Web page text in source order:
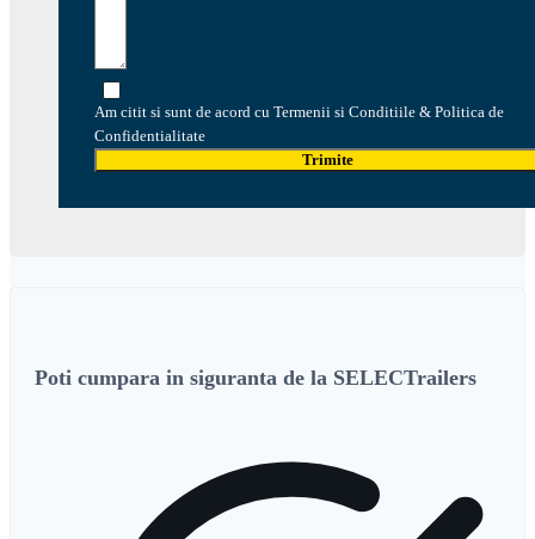
Am citit si sunt de acord cu Termenii si Conditiile & Politica de
Confidentialitate
Trimite
Poti cumpara in siguranta de la SELECTrailers